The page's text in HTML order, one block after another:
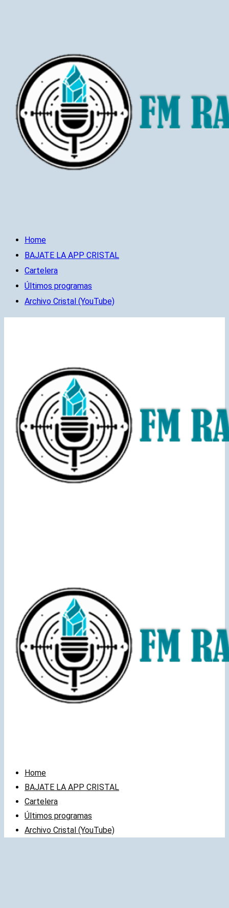
Home
BAJATE LA APP CRISTAL
Cartelera
Últimos programas
Archivo Cristal (YouTube)
Home
BAJATE LA APP CRISTAL
Cartelera
Últimos programas
Archivo Cristal (YouTube)